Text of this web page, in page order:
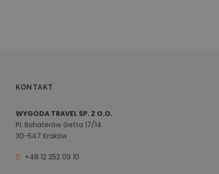
KONTAKT
WYGODA TRAVEL SP. Z O.O.
Pl. Bohaterów Getta 17/14
30-547 Kraków
+48 12 252 09 10